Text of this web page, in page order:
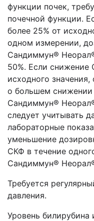
функции почек,
почечной функции.
более 25% от
одном измерении,
Сандиммун®
50%. Если снижение
исходного
о большем снижении
Сандиммун®
следует учитывать
лабораторные
уменьшение
СКФ в течение
Сандиммун®
Требуется
давления.
Уровень билирубина